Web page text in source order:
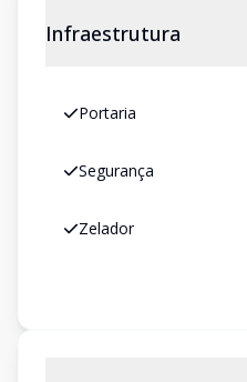
Infraestrutura
Portaria
Segurança
Zelador